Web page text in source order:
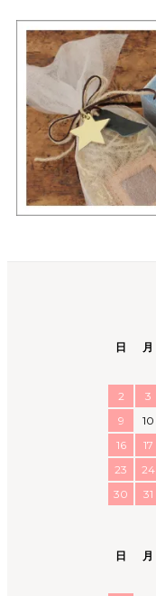
日
月
2
3
9
10
16
17
23
24
30
31
日
月